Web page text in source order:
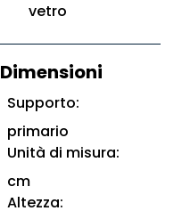
vetro
Dimensioni
Supporto:
primario
Unità di misura:
cm
Altezza: